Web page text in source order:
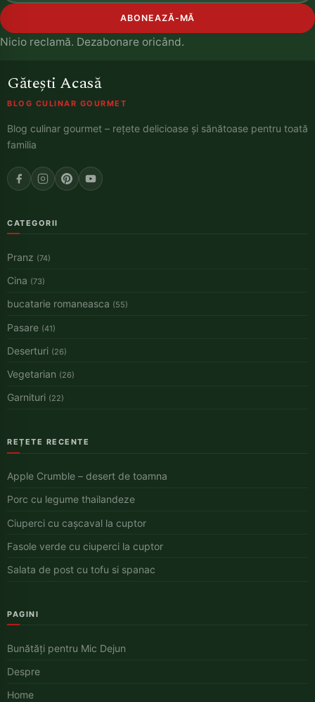
ABONEAZĂ-MĂ
Nicio reclamă. Dezabonare oricând.
Gătești Acasă
BLOG CULINAR GOURMET
Blog culinar gourmet – rețete delicioase și sănătoase pentru toată
familia
CATEGORII
Pranz (74)
Cina (73)
bucatarie romaneasca (55)
Pasare (41)
Deserturi (26)
Vegetarian (26)
Garnituri (22)
REȚETE RECENTE
Apple Crumble – desert de toamna
Porc cu legume thailandeze
Ciuperci cu cașcaval la cuptor
Fasole verde cu ciuperci la cuptor
Salata de post cu tofu si spanac
PAGINI
Bunătăți pentru Mic Dejun
Despre
Home